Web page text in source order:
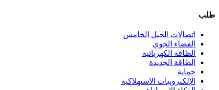
طلب
اتصالات الجيل الخامس
الفضاء الجوي
الطاقة الكهربائية
الطاقة الجديدة
حماية
الإلكترونيات الاستهلاكية